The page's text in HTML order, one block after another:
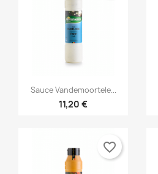
Snabbvy
Sauce Vandemoortele...
11,20 €
favorite_border